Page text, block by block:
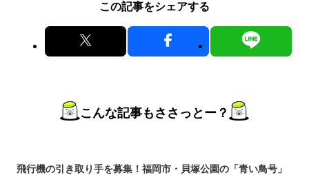
この記事をシェアする
こんな記事もささっとー？
飛行機の引き取り手を募集！福岡市・貝塚公園の「青い鳥号」